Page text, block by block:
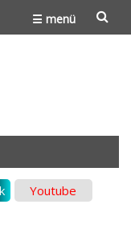
☰ menü
Youtube